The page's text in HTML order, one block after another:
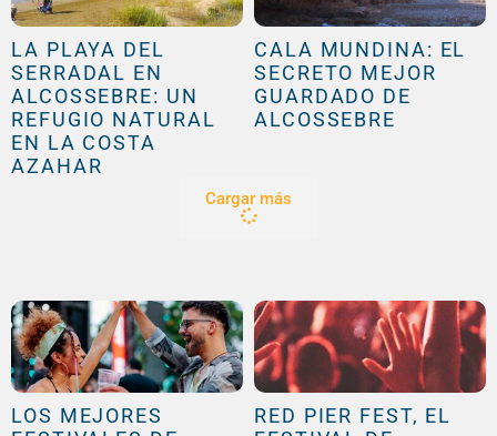
LA PLAYA DEL
SERRADAL EN
ALCOSSEBRE: UN
REFUGIO NATURAL
EN LA COSTA
AZAHAR
CALA MUNDINA: EL
SECRETO MEJOR
GUARDADO DE
ALCOSSEBRE
Cargar más
LOS MEJORES
RED PIER FEST, EL